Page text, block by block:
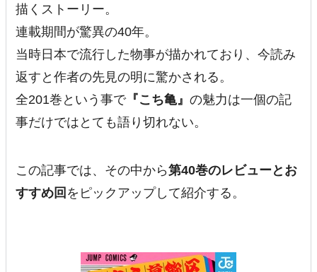
描くストーリー。
連載期間が驚異の40年。
当時日本で流行した物事が描かれており、今読み
返すと作者の先見の明に驚かされる。
全201巻という事で『こち亀』の魅力は一個の記
事だけではとても語り切れない。
この記事では、その中から第40巻のレビューとお
すすめ回 をピックアップして紹介する。